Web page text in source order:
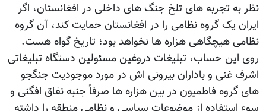
نظر به تجربه های تلخ جنگ های داخلی در افغانستان، اگر
ایران یک گروه نظامی را در افغانستان حمایت کند، آن گروه
نظامی هیچگاهی هزاره ها نخواهد بود؛ تاریخ گواه هست.
روی این حساب، تبلیغات دروغین مسئولین دستگاه تبلیغاتی
اشرف غنی و باداران بیرونی اش در مورد موجودیت جنگجو
های گروه فاطمیون در بین هزاره ها صرفاً جنبه نفاق افگنی و